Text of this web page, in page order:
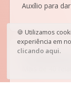
🍪 Utilizamos
experiência em
clicando aqui.
Auxílio para
📊
Mais de 40